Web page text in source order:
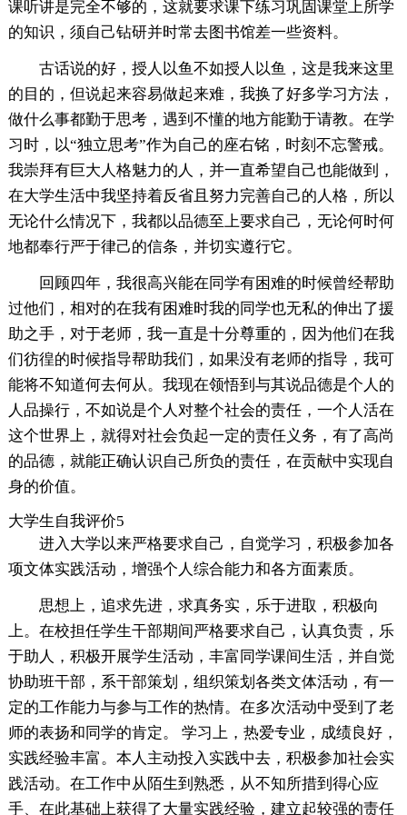
课听讲是完全不够的，这就要求课下练习巩固课堂上所学
的知识，须自己钻研并时常去图书馆差一些资料。
古话说的好，授人以鱼不如授人以鱼，这是我来这里
的目的，但说起来容易做起来难，我换了好多学习方法，
做什么事都勤于思考，遇到不懂的地方能勤于请教。在学
习时，以“独立思考”作为自己的座右铭，时刻不忘警戒。
我崇拜有巨大人格魅力的人，并一直希望自己也能做到，
在大学生活中我坚持着反省且努力完善自己的人格，所以
无论什么情况下，我都以品德至上要求自己，无论何时何
地都奉行严于律己的信条，并切实遵行它。
回顾四年，我很高兴能在同学有困难的时候曾经帮助
过他们，相对的在我有困难时我的同学也无私的伸出了援
助之手，对于老师，我一直是十分尊重的，因为他们在我
们彷徨的时候指导帮助我们，如果没有老师的指导，我可
能将不知道何去何从。我现在领悟到与其说品德是个人的
人品操行，不如说是个人对整个社会的责任，一个人活在
这个世界上，就得对社会负起一定的责任义务，有了高尚
的品德，就能正确认识自己所负的责任，在贡献中实现自
身的价值。
大学生自我评价5
进入大学以来严格要求自己，自觉学习，积极参加各
项文体实践活动，增强个人综合能力和各方面素质。
思想上，追求先进，求真务实，乐于进取，积极向
上。在校担任学生干部期间严格要求自己，认真负责，乐
于助人，积极开展学生活动，丰富同学课间生活，并自觉
协助班干部，系干部策划，组织策划各类文体活动，有一
定的工作能力与参与工作的热情。在多次活动中受到了老
师的表扬和同学的肯定。 学习上，热爱专业，成绩良好，
实践经验丰富。本人主动投入实践中去，积极参加社会实
践活动。在工作中从陌生到熟悉，从不知所措到得心应
手、在此基础上获得了大量实践经验，建立起较强的责任